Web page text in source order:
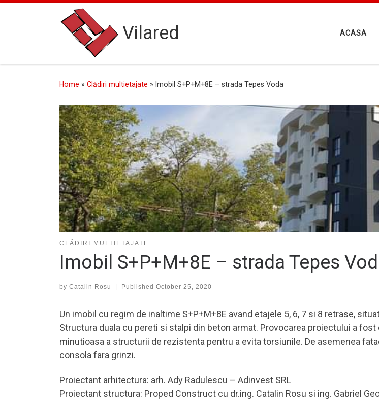
Vilared ACASA
Home » Clădiri multietajate » Imobil S+P+M+8E – strada Tepes Voda
CLĂDIRI MULTIETAJATE
Imobil S+P+M+8E – strada Tepes
by Catalin Rosu | Published October 25, 2020
Un imobil cu regim de inaltime S+P+M+8E avand etajele 5, 6, 7 si 8 retrase,
Structura duala cu pereti si stalpi din beton armat. Provocarea proiectului a
minutioasa a structurii de rezistenta pentru a evita torsiunile. De asemenea
consola fara grinzi.
Proiectant arhitectura: arh. Ady Radulescu – Adinvest SRL
Proiectant structura: Proped Construct cu dr.ing. Catalin Rosu si ing. Gabriel